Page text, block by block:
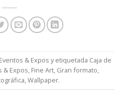
Eventos & Expos y etiquetada Caja de
& Expos, Fine Art, Gran formato,
,Wallpaper.